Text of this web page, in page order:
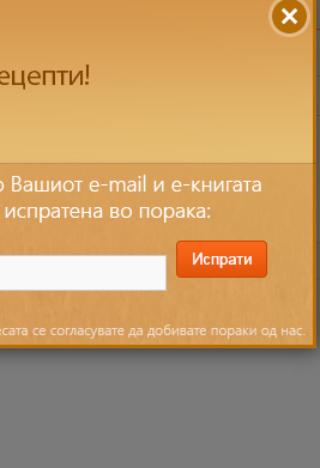
Ја заборави лозинката?